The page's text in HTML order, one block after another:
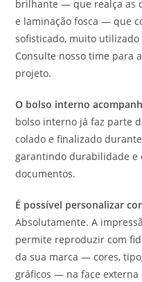
brilhante — que realça as
e laminação fosca — que
sofisticado, muito
Consulte nosso time para
projeto.
O bolso interno
bolso interno já faz parte
colado e finalizado
garantindo durabilidade e
documentos.
É possível personalizar
Absolutamente. A
permite reproduzir com
da sua marca — cores,
gráficos — na face externa